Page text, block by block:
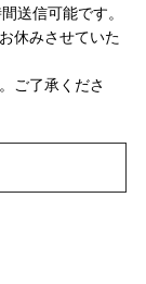
送信可能です。
休みさせていた
ご了承くださ